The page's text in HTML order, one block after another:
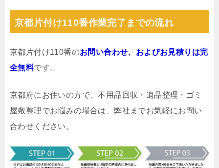
京都片付け110番作業完了までの流れ
京都片付け110番のお問い合わせ、およびお見積りは完
全無料です。
京都府にお住いの方で、不用品回収・遺品整理・ゴミ
屋敷整理でお悩みの場合は、弊社までお気軽にお問い
合わせください。